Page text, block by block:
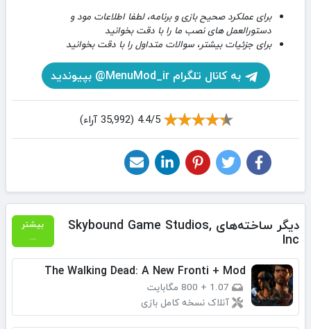
برای عملکرد صحیح بازی و برنامه، لطفا اطلاعات مود و
دستورالعمل های نصب ما را با دقت بخوانید
برای جزئیات بیشتر، سوالات متداول را با دقت بخوانید
به کانال تلگرام MenuMod_ir@ بپیوندید
4.4/5 (35,992 آراء)
دیگر ساخته‌های Skybound Game Studios,
Inc
بیشتر
...
The Walking Dead: A New Fronti + Mod
1.07
+ 800 مگابایت
آنلاک نسخه کامل بازی